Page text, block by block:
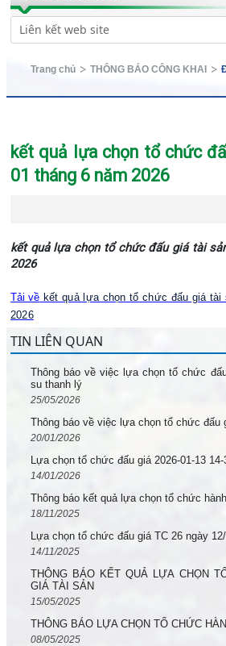
Trang chủ THÔNG BÁO CÔNG KHAI
kết quả lựa chọn tổ chức
01 tháng 6 năm 2026
kết quả lựa chọn tổ chức đấu giá tài
2026
Tải về kết quả lựa chọn tổ chức đấu giá tài
2026
TIN LIÊN QUAN
Thông báo về việc lựa chọn tổ chức
su thanh lý
25/05/2026
Thông báo về việc lựa chọn tổ chức đấu
20/01/2026
Lựa chọn tổ chức đấu giá 2026-01-13 14-
14/01/2026
Thông báo kết quả lựa chọn tổ chức
18/11/2025
Lựa chọn tổ chức đấu giá TC 26 ngày
14/11/2025
THÔNG BÁO KẾT QUẢ LỰA CHỌN
GIÁ TÀI SẢN
15/05/2025
THÔNG BÁO LỰA CHỌN TỔ CHỨC
08/05/2025